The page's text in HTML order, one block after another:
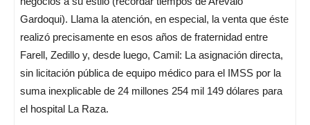
Gardoqui). Llama la atención, en especial, la venta que éste
realizó precisamente en esos años de fraternidad entre
Farell, Zedillo y, desde luego, Camil: La asignación directa,
sin licitación pública de equipo médico para el IMSS por la
suma inexplicable de 24 millones 254 mil 149 dólares para
el hospital La Raza.